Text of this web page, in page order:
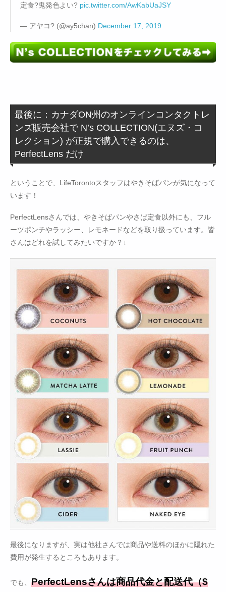
定食?鬼発色よい? pic.twitter.com/AwKabUaJSY
— アヤコ? (@ay5chan) December 17, 2019
最後に：カナダON州のオンラインコンタクトレ
ンズ販売会社で N’s COLLECTION(エヌズ・コ
レクション) が正規で購入できるのは、
PerfectLens だけ
ということで、LifeTorontoスタッフはやきそばパンが気になって
います！
PerfectLensさんでは、やきそばパンやさば定食以外にも、フル
ーツポンチやラッシー、レモネードなどを取り扱っています。皆
さんはどれを試してみたいですか？↓
最後になりますが、実は他社さんでは商品や送料のほかに隠れた
費用が発生するところもあります。
でも、 PerfectLensさんは商品代金と配送代（$